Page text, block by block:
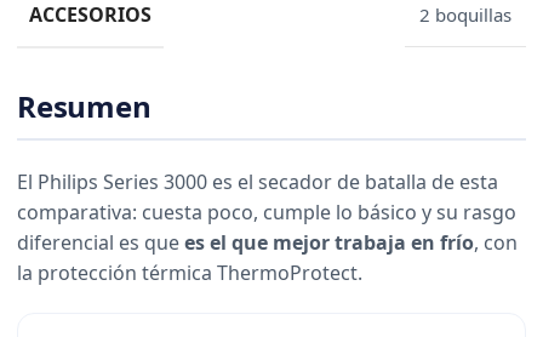
ACCESORIOS 2 boquillas
Resumen
El Philips Series 3000 es el secador de batalla de esta
comparativa: cuesta poco, cumple lo básico y su rasgo
diferencial es quees el que mejor trabaja en frío, con
la protección térmica ThermoProtect.